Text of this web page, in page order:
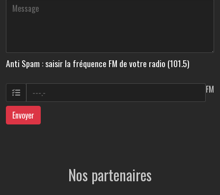
Anti Spam : saisir la fréquence FM de votre radio (101.5)
FM
Envoyer
Nos partenaires